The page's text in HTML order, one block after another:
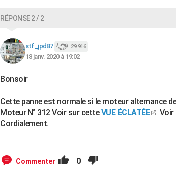
RÉPONSE 2 / 2
stf_jpd87 29 916
18 janv. 2020 à 19:02
Bonsoir
Cette panne est normale si le moteur alternance
Moteur N° 312 Voir sur cetteVUE ÉCLATÉE
Voir
Cordialement.
Commenter 0